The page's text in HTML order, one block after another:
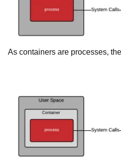
As containers are processes,